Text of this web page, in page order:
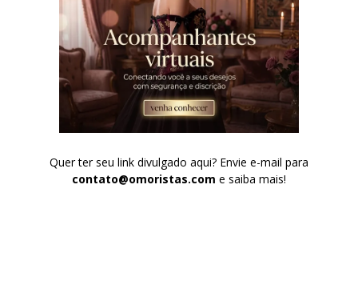
Quer ter seu link divulgado aqui? Envie e-mail para
contato@omoristas.com e saiba mais!